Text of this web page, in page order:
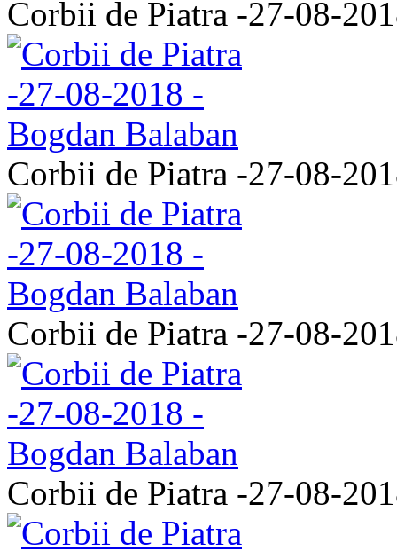
Corbii de Piatra -27-08-
Corbii de Piatra -27-08-
Corbii de Piatra -27-08-
Corbii de Piatra -27-08-